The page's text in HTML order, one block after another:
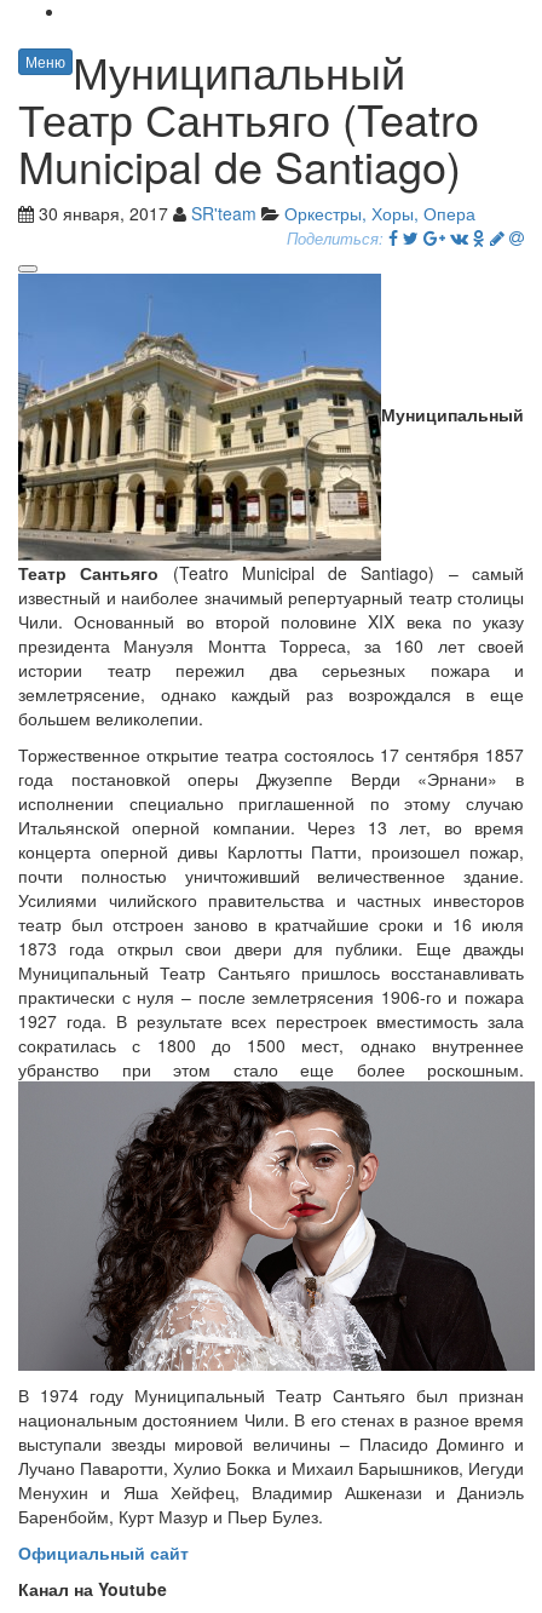
Меню Муниципальный
Театр Сантьяго (Teatro
Municipal de Santiago)
30 января, 2017 SR'team Оркестры, Хоры, Опера
Поделиться:
Муниципальный
Театр Сантьяго (Teatro Municipal de Santiago) – самый
известный и наиболее значимый репертуарный театр столицы
Чили. Основанный во второй половине XIX века по указу
президента Мануэля Монтта Торреса, за 160 лет своей
истории театр пережил два серьезных пожара и
землетрясение, однако каждый раз возрождался в еще
большем великолепии.
Торжественное открытие театра состоялось 17 сентября 1857
года постановкой оперы Джузеппе Верди «Эрнани» в
исполнении специально приглашенной по этому случаю
Итальянской оперной компании. Через 13 лет, во время
концерта оперной дивы Карлотты Патти, произошел пожар,
почти полностью уничтоживший величественное здание.
Усилиями чилийского правительства и частных инвесторов
театр был отстроен заново в кратчайшие сроки и 16 июля
1873 года открыл свои двери для публики. Еще дважды
Муниципальный Театр Сантьяго пришлось восстанавливать
практически с нуля – после землетрясения 1906-го и пожара
1927 года. В результате всех перестроек вместимость зала
сократилась с 1800 до 1500 мест, однако внутреннее
убранство при этом стало еще более роскошным.
В 1974 году Муниципальный Театр Сантьяго был признан
национальным достоянием Чили. В его стенах в разное время
выступали звезды мировой величины – Пласидо Доминго и
Лучано Паваротти, Хулио Бокка и Михаил Барышников, Иегуди
Менухин и Яша Хейфец, Владимир Ашкенази и Даниэль
Баренбойм, Курт Мазур и Пьер Булез.
Официальный сайт
Канал на Youtube